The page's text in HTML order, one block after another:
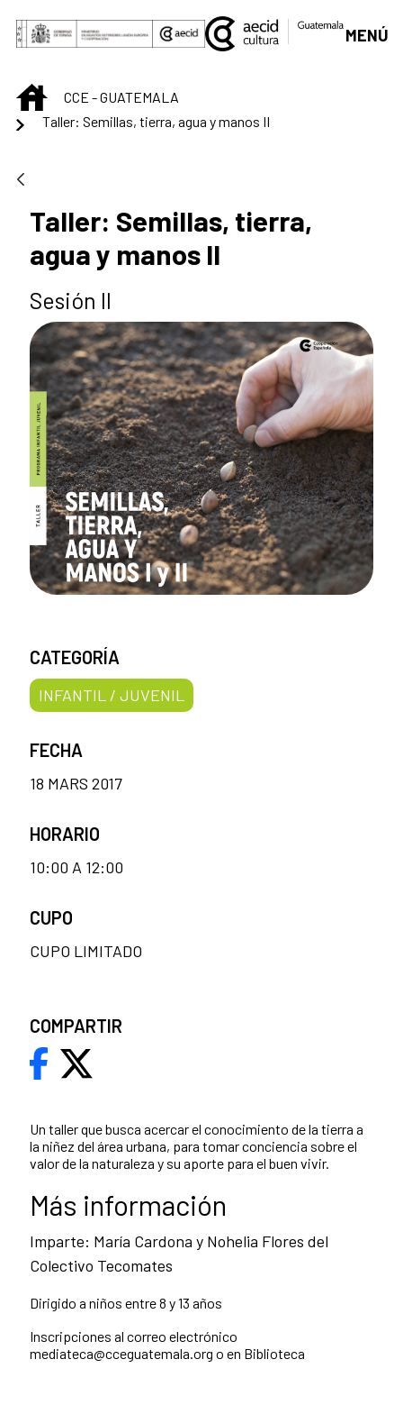
Saut au contenu principal
MENÚ
INICIOCCE - GUATEMALA
Taller: Semillas, tierra, agua y manos II
Taller: Semillas, tierra,
agua y manos II
Sesión II
Un taller que busca acercar el conocimiento de la tierra a
la niñez del área urbana, para tomar conciencia sobre el
valor de la naturaleza y su aporte para el buen vivir.
Más información
Imparte: María Cardona y Nohelia Flores del
Colectivo Tecomates
Dirigido a niños entre 8 y 13 años
Inscripciones al correo electrónico
mediateca@cceguatemala.org o en Biblioteca
CATEGORÍA
INFANTIL / JUVENIL
FECHA
18 MARS 2017
HORARIO
10:00 A 12:00
CUPO
CUPO LIMITADO
COMPARTIR